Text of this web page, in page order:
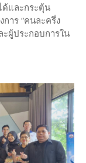
ด้และกระตุ้น
าร “คนละครึ่ง
ผู้ประกอบการใน